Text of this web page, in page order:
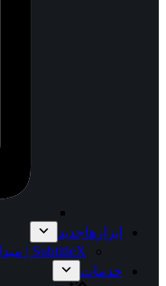
ابزارهاجدید
SubtitleX | مبدل رایگان زیرنویس
خدمات